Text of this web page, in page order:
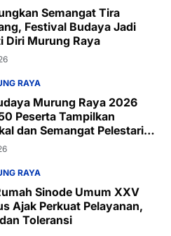
Semangat Tira
Festival Budaya Jadi
Diri Murung Raya
RAYA
Murung Raya 2026
Peserta Tampilkan
dan Semangat Pelestarian
RAYA
Sinode Umum XXV
Ajak Perkuat Pelayanan,
Toleransi